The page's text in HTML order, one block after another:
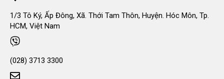
1/3 Tô Ký, Ấp Đông, Xã. Thới Tam Thôn, Huyện. Hóc Môn, Tp.
HCM, Việt Nam
(028) 3713 3300